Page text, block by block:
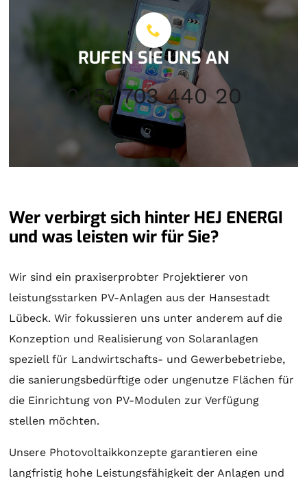
RUFEN SIE UNS AN
0451 703 440 20
Wer verbirgt sich hinter HEJ ENERGI
und was leisten wir für Sie?
Wir sind ein praxiserprobter Projektierer von
leistungsstarken PV-Anlagen aus der Hansestadt
Lübeck. Wir fokussieren uns unter anderem auf die
Konzeption und Realisierung von Solaranlagen
speziell für Landwirtschafts- und Gewerbebetriebe,
die sanierungsbedürftige oder ungenutze Flächen für
die Einrichtung von PV-Modulen zur Verfügung
stellen möchten.
Unsere Photovoltaikkonzepte garantieren eine
langfristig hohe Leistungsfähigkeit der Anlagen und